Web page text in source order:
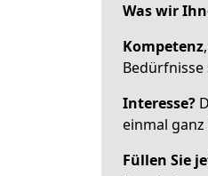
Was wir
Kompetenz
Bedürfnisse
Interesse?
einmal
Füllen Sie